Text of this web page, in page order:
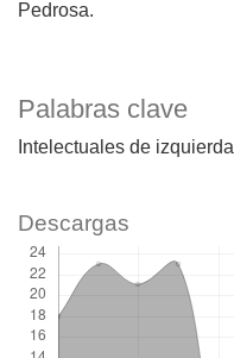
Palabras clave
Intelectuales de izquierda
Pedrosa.
Descargas